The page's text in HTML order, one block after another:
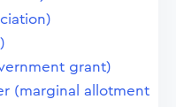
grant)
(marginal allotment